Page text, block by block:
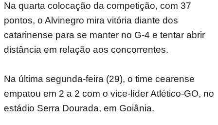
Na quarta colocação da competição, com 37
pontos, o Alvinegro mira vitória diante dos
catarinense para se manter no G-4 e tentar abrir
distância em relação aos concorrentes.
Na última segunda-feira (29), o time cearense
empatou em 2 a 2 com o vice-líder Atlético-GO, no
estádio Serra Dourada, em Goiânia.